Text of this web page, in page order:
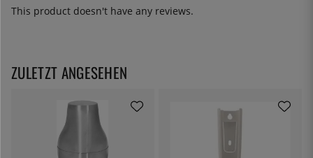
This product doesn't have any reviews.
ZULETZT ANGESEHEN